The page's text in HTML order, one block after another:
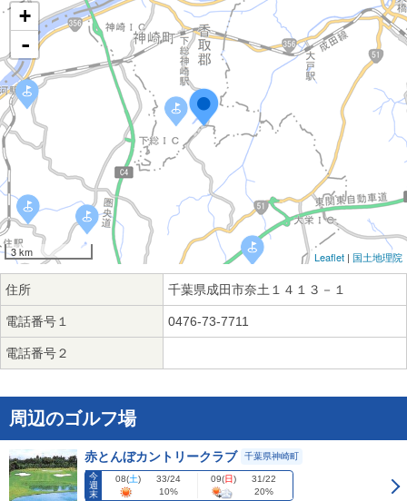
+
-
3 km Leaflet | 国土地理院
住所 千葉県成田市奈土１４１３－１
電話番号１ 0476-73-7711
電話番号２
周辺のゴルフ場
赤とんぼカントリークラブ
千葉県神崎町
今
週
末
08(土)
33/24
10%
09(日)
31/22
20%